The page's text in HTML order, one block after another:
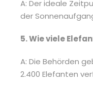
A: Der ideale
der
5. Wie viele
A: Die Behörden
2.400 Elefanten